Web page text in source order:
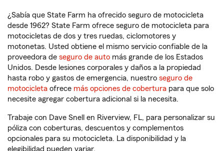
¿Sabía que State Farm ha ofrecido seguro de motocicleta
desde 1962? State Farm ofrece seguro de motocicleta para
motocicletas de dos y tres ruedas, ciclomotores y
motonetas. Usted obtiene el mismo servicio confiable de la
proveedora de seguro de auto más grande de los Estados
Unidos. Desde lesiones corporales y daños a la propiedad
hasta robo y gastos de emergencia, nuestro seguro de
motocicleta ofrece más opciones de cobertura para que solo
necesite agregar cobertura adicional si la necesita.
Trabaje con Dave Snell en Riverview, FL, para personalizar su
póliza con coberturas, descuentos y complementos
opcionales para su motocicleta. La disponibilidad y la
elegibilidad pueden variar.